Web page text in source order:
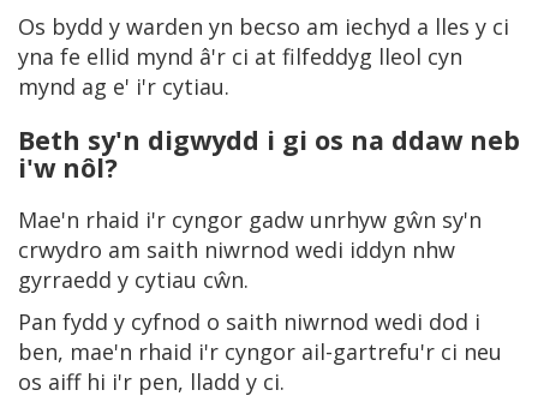
Os bydd y warden yn becso am iechyd a lles y ci
yna fe ellid mynd â'r ci at filfeddyg lleol cyn
mynd ag e' i'r cytiau.
Beth sy'n digwydd i gi os na ddaw neb
i'w nôl?
Mae'n rhaid i'r cyngor gadw unrhyw gŵn sy'n
crwydro am saith niwrnod wedi iddyn nhw
gyrraedd y cytiau cŵn.
Pan fydd y cyfnod o saith niwrnod wedi dod i
ben, mae'n rhaid i'r cyngor ail-gartrefu'r ci neu
os aiff hi i'r pen, lladd y ci.